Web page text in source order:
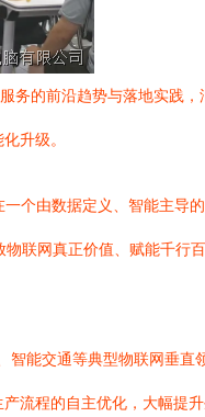
务的前沿趋势与落地实践
升级。
个由数据定义、智能主导
联网真正价值、赋能千行
能交通等典型物联网垂直
流程的自主优化，大幅提